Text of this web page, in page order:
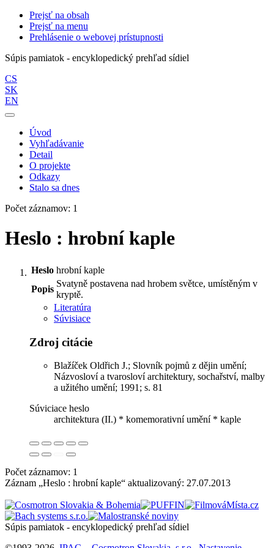
Prejsť na obsah
Prejsť na menu
Prehlásenie o webovej prístupnosti
Súpis pamiatok - encyklopedický prehľad sídiel
CS
SK
EN
Úvod
Vyhľadávanie
Detail
O projekte
Odkazy
Stalo sa dnes
Počet záznamov: 1
Heslo : hrobní kaple
Heslo hrobní kaple
Popis
Svatyně postavena nad hrobem světce, umístěným v
kryptě.
Literatúra
Súvisiace
Zdroj citácie
Blažíček Oldřich J.; Slovník pojmů z dějin umění;
Názvosloví a tvarosloví architektury, sochařství, malby
a užitého umění; 1991; s. 81
Súviciace heslo
architektura (II.) * komemorativní umění * kaple
Počet záznamov: 1
Záznam „Heslo : hrobní kaple“ aktualizovaný: 27.07.2013
Súpis pamiatok - encyklopedický prehľad sídiel